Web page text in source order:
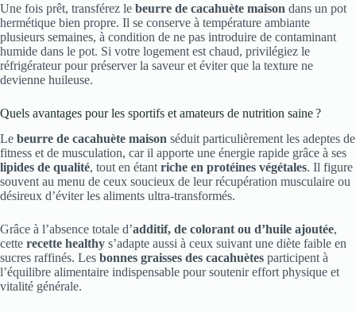
Une fois prêt, transférez le beurre de cacahuète maison dans un pot
hermétique bien propre. Il se conserve à température ambiante
plusieurs semaines, à condition de ne pas introduire de contaminant
humide dans le pot. Si votre logement est chaud, privilégiez le
réfrigérateur pour préserver la saveur et éviter que la texture ne
devienne huileuse.
Quels avantages pour les sportifs et amateurs de nutrition saine ?
Le beurre de cacahuète maison séduit particulièrement les adeptes de
fitness et de musculation, car il apporte une énergie rapide grâce à ses
lipides de qualité, tout en étant riche en protéines végétales. Il figure
souvent au menu de ceux soucieux de leur récupération musculaire ou
désireux d’éviter les aliments ultra-transformés.
Grâce à l’absence totale d’additif, de colorant ou d’huile ajoutée,
cette recette healthy s’adapte aussi à ceux suivant une diète faible en
sucres raffinés. Les bonnes graisses des cacahuètes participent à
l’équilibre alimentaire indispensable pour soutenir effort physique et
vitalité générale.